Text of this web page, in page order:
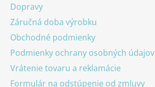
Dopravy
Záručná doba výrobku
Obchodné podmienky
Podmienky ochrany osobných údajov
Vrátenie tovaru a reklamácie
Formulár na odstúpenie od zmluvy